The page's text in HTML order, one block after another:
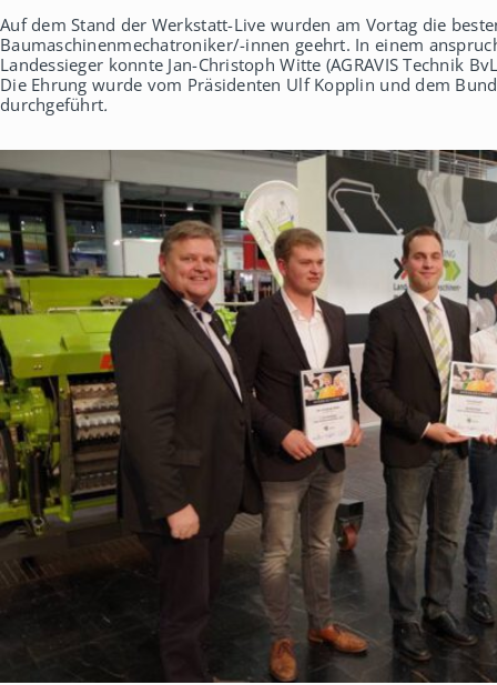
Auf dem Stand der Werkstatt-Live wurden am Vortag die
Baumaschinenmechatroniker/-innen geehrt. In einem
Landessieger konnte Jan-Christoph Witte (AGRAVIS Technik
Die Ehrung wurde vom Präsidenten Ulf Kopplin und dem
durchgeführt.